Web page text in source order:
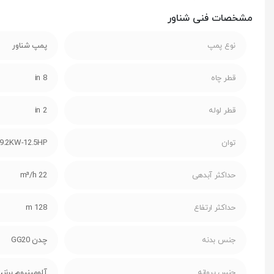
مشخصات فنی شناور
نوع پمپ پمپ شناور
قطر چاه 8 in
قطر لوله 2 in
توان 9.2KW-12.5HP
حداکثر آبدهی 22 m³/h
حداکثر ارتفاع 128 m
جنس بدنه چدن GG20